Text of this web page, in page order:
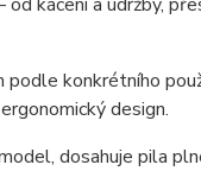
konkrétního
design.
dosahuje pila